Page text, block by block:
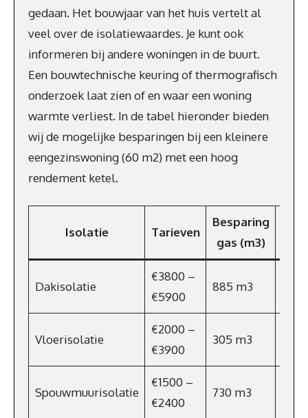
gedaan. Het bouwjaar van het huis vertelt al
veel over de isolatiewaardes. Je kunt ook
informeren bij andere woningen in de buurt.
Een bouwtechnische keuring of thermografisch
onderzoek laat zien of en waar een woning
warmte verliest. In de tabel hieronder bieden
wij de mogelijke besparingen bij een kleinere
eengezinswoning (60 m2) met een hoog
rendement ketel.
Isolatie Tarieven
Besparing
gas (m3)
Dakisolatie
€3800 –
€5900
885 m3
Vloerisolatie
€2000 –
€3900
305 m3
Spouwmuurisolatie
€1500 –
€2400
730 m3